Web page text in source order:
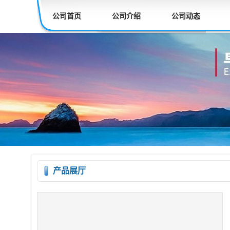
公司首页 公司介绍 公司动态
产品展厅